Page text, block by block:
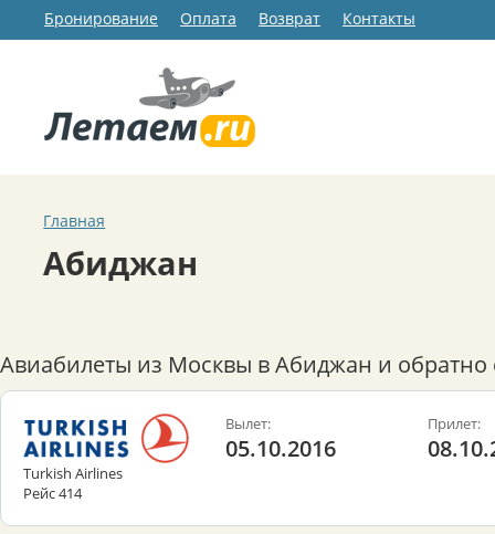
Бронирование Оплата Возврат Контакты
Главная
Абиджан
Авиабилеты из Москвы в Абиджан и обратно
Turkish Airlines
Рейс 414
Вылет:
05.10.2016
Прилет: